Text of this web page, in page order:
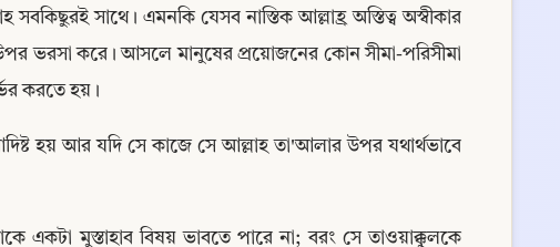
সাথে। এমনকি যেসব নাস্তিক আল্লাহ্র অস্তিত্ব অস্বীকার
ভরসা করে। আসলে মানুষের প্রয়োজনের কোন সীমা-পরিসীমা
করতে হয়।
হয় আর যদি সে কাজে সে আল্লাহ তা'আলার উপর যথার্থভাবে
মুস্তাহাব বিষয় ভাবতে পারে না; বরং সে তাওয়াক্কুলকে